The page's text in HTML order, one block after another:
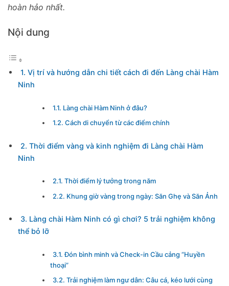
hoàn hảo nhất.
Nội dung
1. Vị trí và hướng dẫn chi tiết cách đi đến Làng chài Hàm
Ninh
1.1. Làng chài Hàm Ninh ở đâu?
1.2. Cách di chuyển từ các điểm chính
2. Thời điểm vàng và kinh nghiệm đi Làng chài Hàm
Ninh
2.1. Thời điểm lý tưởng trong năm
2.2. Khung giờ vàng trong ngày: Săn Ghẹ và Săn Ảnh
3. Làng chài Hàm Ninh có gì chơi? 5 trải nghiệm không
thể bỏ lỡ
3.1. Đón bình minh và Check-in Cầu cảng “Huyền
thoại”
3.2. Trải nghiệm làm ngư dân: Câu cá, kéo lưới cùng